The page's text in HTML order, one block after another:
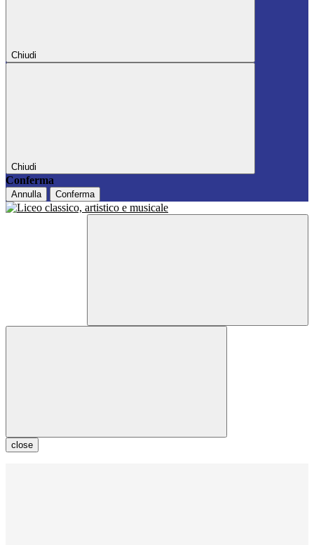
Chiudi
Chiudi
Conferma
Annulla Conferma
close